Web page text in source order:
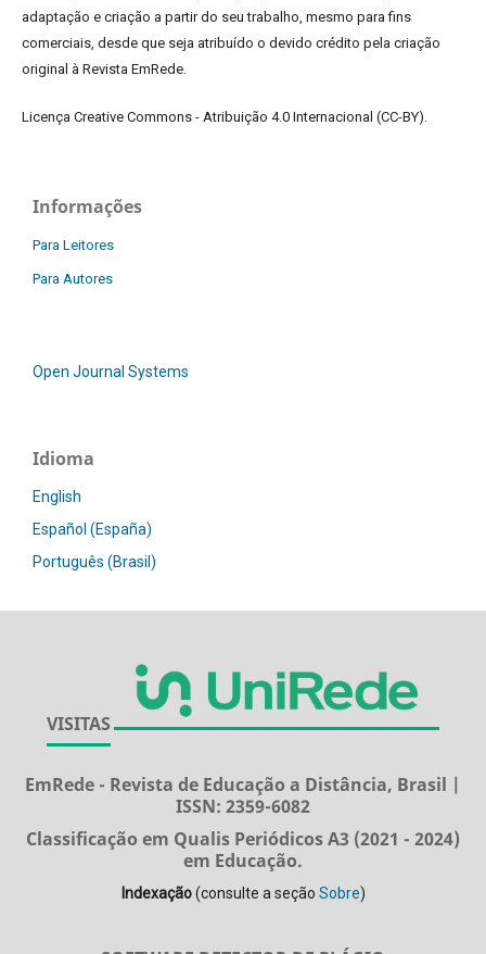
adaptação e criação a partir do seu trabalho, mesmo para fins
comerciais, desde que seja atribuído o devido crédito pela criação
original à Revista EmRede.
Licença Creative Commons - Atribuição 4.0 Internacional (CC-BY).
Informações
Para Leitores
Para Autores
Open Journal Systems
Idioma
English
Español (España)
Português (Brasil)
VISITAS
EmRede - Revista de Educação a Distância, Brasil |
ISSN: 2359-6082
Classificação em Qualis Periódicos A3 (2021 - 2024)
em Educação.
Indexação(consulte a seção Sobre)